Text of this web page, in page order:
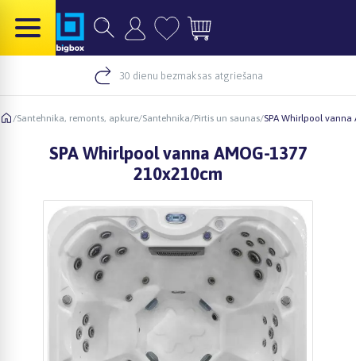
30 dienu bezmaksas atgriešana
/Santehnika, remonts, apkure/Santehnika/Pirtis un saunas/SPA Whirlpool vanna
SPA Whirlpool vanna AMOG-1377
210x210cm